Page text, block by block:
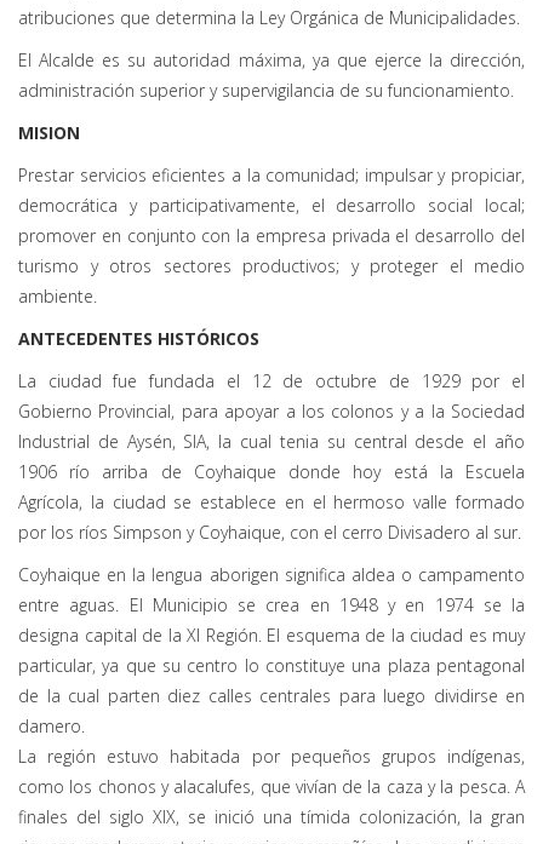
atribuciones que determina la Ley Orgánica de Municipalidades.
El Alcalde es su autoridad máxima, ya que ejerce la dirección,
administración superior y supervigilancia de su funcionamiento.
MISION
Prestar servicios eficientes a la comunidad; impulsar y propiciar,
democrática y participativamente, el desarrollo social local;
promover en conjunto con la empresa privada el desarrollo del
turismo y otros sectores productivos; y proteger el medio
ambiente.
ANTECEDENTES HISTÓRICOS
La ciudad fue fundada el 12 de octubre de 1929 por el
Gobierno Provincial, para apoyar a los colonos y a la Sociedad
Industrial de Aysén, SIA, la cual tenia su central desde el año
1906 río arriba de Coyhaique donde hoy está la Escuela
Agrícola, la ciudad se establece en el hermoso valle formado
por los ríos Simpson y Coyhaique, con el cerro Divisadero al sur.
Coyhaique en la lengua aborigen significa aldea o campamento
entre aguas. El Municipio se crea en 1948 y en 1974 se la
designa capital de la XI Región. El esquema de la ciudad es muy
particular, ya que su centro lo constituye una plaza pentagonal
de la cual parten diez calles centrales para luego dividirse en
damero.
La región estuvo habitada por pequeños grupos indígenas,
como los chonos y alacalufes, que vivían de la caza y la pesca. A
finales del siglo XIX, se inició una tímida colonización, la gran